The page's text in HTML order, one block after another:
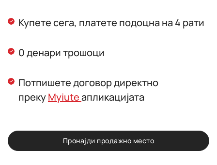
Купете сега, платете подоцна на 4 рати
0 денари трошоци
Потпишете договор директно
прекуMyiuteапликацијата
Пронајди продажно место